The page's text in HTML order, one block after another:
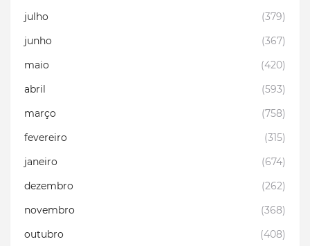
julho
(379)
junho
(367)
maio
(420)
abril
(593)
março
(758)
fevereiro
(315)
janeiro
(674)
dezembro
(262)
novembro
(368)
outubro
(408)